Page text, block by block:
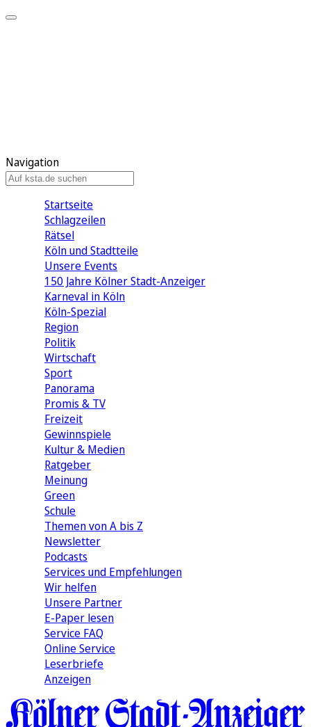
Navigation
Startseite
Schlagzeilen
Rätsel
Köln und Stadtteile
Unsere Events
150 Jahre Kölner Stadt-Anzeiger
Karneval in Köln
Köln-Spezial
Region
Politik
Wirtschaft
Sport
Panorama
Promis & TV
Freizeit
Gewinnspiele
Kultur & Medien
Ratgeber
Meinung
Green
Schule
Themen von A bis Z
Newsletter
Podcasts
Services und Empfehlungen
Wir helfen
Unsere Partner
E-Paper lesen
Service FAQ
Online Service
Leserbriefe
Anzeigen